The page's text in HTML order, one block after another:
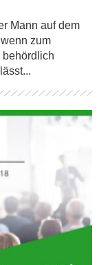
Mann auf dem
zum
behördlich